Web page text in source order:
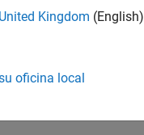
United Kingdom (English)
oficina local